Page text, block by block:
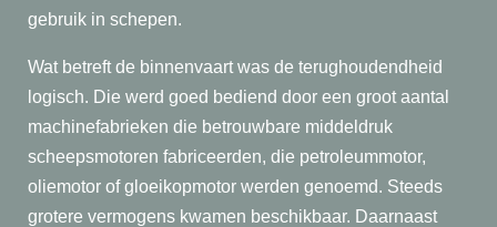
gebruik in schepen.
Wat betreft de binnenvaart was de terughoudendheid
logisch. Die werd goed bediend door een groot aantal
machinefabrieken die betrouwbare middeldruk
scheepsmotoren fabriceerden, die petroleummotor,
oliemotor of gloeikopmotor werden genoemd. Steeds
grotere vermogens kwamen beschikbaar. Daarnaast